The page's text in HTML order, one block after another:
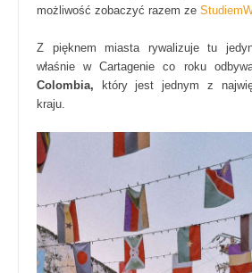
możliwość zobaczyć razem ze
Z pięknem miasta rywalizuje tu
właśnie w Cartagenie co roku
Colombia, który jest jednym z
kraju.